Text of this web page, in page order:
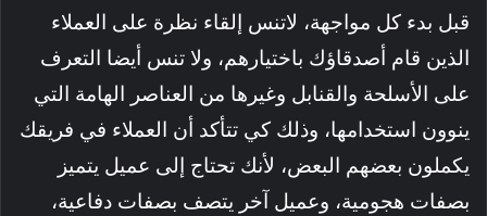
قبل بدء كل مواجهة، لاتنس إلقاء نظرة على العملاء
الذين قام أصدقاؤك باختيارهم، ولا تنس أيضا التعرف
على الأسلحة والقنابل وغيرها من العناصر الهامة التي
ينوون استخدامها، وذلك كي تتأكد أن العملاء في فريقك
يكملون بعضهم البعض، لأنك تحتاج إلى عميل يتميز
بصفات هجومية، وعميل آخر يتصف بصفات دفاعية،